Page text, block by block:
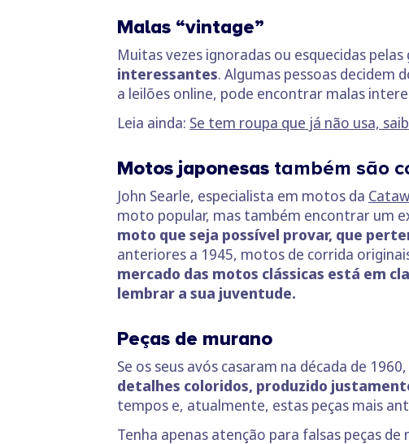
Malas “vintage”
Muitas vezes ignoradas ou esquecidas
interessantes. Algumas pessoas decidem
a leilões online, pode encontrar malas
Leia ainda: Se tem roupa que já não usa,
Motos japonesas também são
John Searle, especialista em motos da
moto popular, mas também encontrar um
moto que seja possível provar, que
anteriores a 1945, motos de corrida
mercado das motos clássicas está em
lembrar a sua juventude.
Peças de murano
Se os seus avós casaram na década de
detalhes coloridos, produzido
tempos e, atualmente, estas peças mais
Tenha apenas atenção para falsas peças